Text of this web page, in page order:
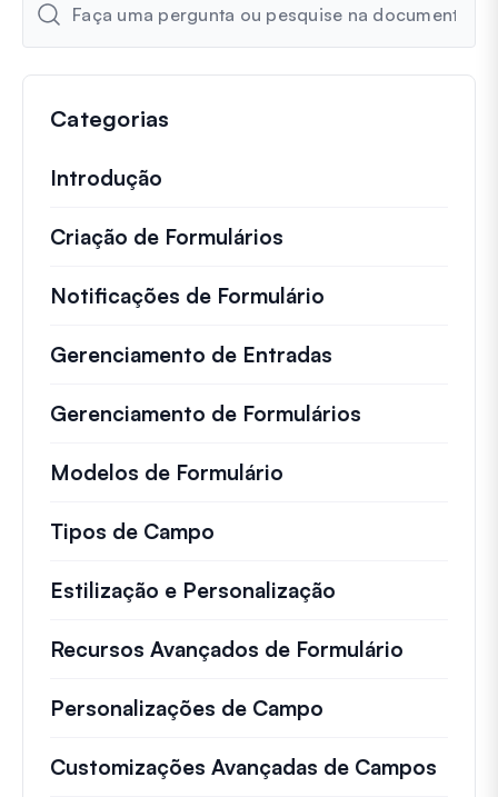
Categorias
Introdução
Criação de Formulários
Notificações de Formulário
Gerenciamento de Entradas
Gerenciamento de Formulários
Modelos de Formulário
Tipos de Campo
Estilização e Personalização
Recursos Avançados de Formulário
Personalizações de Campo
Customizações Avançadas de Campos